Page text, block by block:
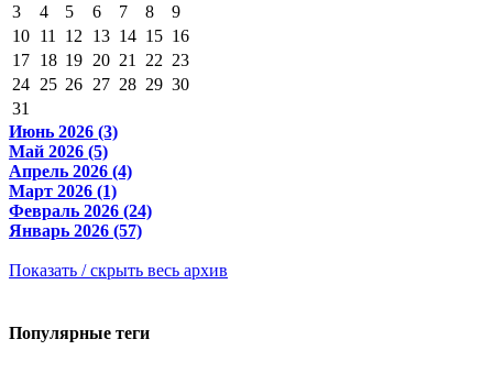
3
4 5 6 7 8
9
10 11 12 13 14 15 16
17 18 19 20 21 22 23
24 25 26 27 28 29 30
31
Июнь 2026 (3)
Май 2026 (5)
Апрель 2026 (4)
Март 2026 (1)
Февраль 2026 (24)
Январь 2026 (57)
Показать / скрыть весь архив
Популярные теги